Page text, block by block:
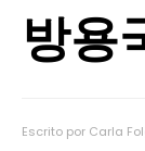
방용
Escrito por Carla